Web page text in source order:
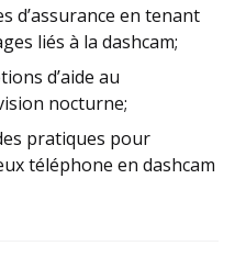
d’assurance en tenant
liés à la dashcam;
d’aide au
nocturne;
pratiques pour
téléphone en dashcam